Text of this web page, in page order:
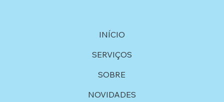
INÍCIO
SERVIÇOS
SOBRE
NOVIDADES